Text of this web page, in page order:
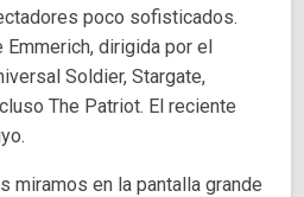
poco sofisticados.
dirigida por el
Soldier, Stargate,
The Patriot. El reciente
miramos en la pantalla grande